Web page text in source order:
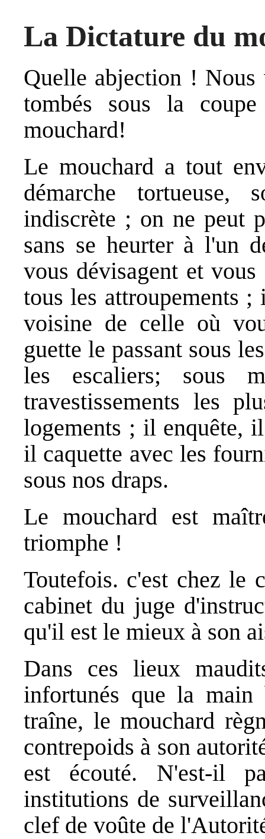
La Dictature du
Quelle abjection ! Nous
tombés sous la
mouchard!
Le mouchard a tout
démarche
indiscrète ; on ne peut
sans se heurter à l'un
vous dévisagent et
tous les attroupements
voisine de celle où
guette le passant sous
les escaliers; sous
travestissements les
logements ; il enquête,
il caquette avec les
sous nos draps.
Le mouchard est
triomphe !
Toutefois. c'est chez le
cabinet du juge
qu'il est le mieux à son
Dans ces lieux
infortunés que la
traîne, le mouchard
contrepoids à son
est écouté. N'est-il
institutions de
clef de voûte de